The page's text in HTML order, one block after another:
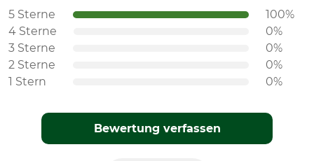
5 Sterne
100%
4 Sterne
0%
3 Sterne
0%
2 Sterne
0%
1 Stern
0%
Bewertung verfassen